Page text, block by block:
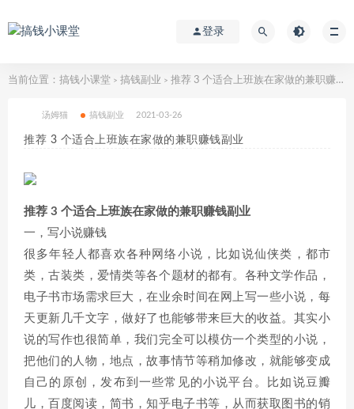
登录
当前位置： 搞钱小课堂 > 搞钱副业 > 推荐 3 个适合上班族在家做的兼职赚钱副业
汤姆猫 搞钱副业 2021-03-26
推荐 3 个适合上班族在家做的兼职赚钱副业
推荐 3 个适合上班族在家做的兼职赚钱副业
一，写小说赚钱
很多年轻人都喜欢各种网络小说，比如说仙侠类，都市
类，古装类，爱情类等各个题材的都有。各种文学作品，
电子书市场需求巨大，在业余时间在网上写一些小说，每
天更新几千文字，做好了也能够带来巨大的收益。其实小
说的写作也很简单，我们完全可以模仿一个类型的小说，
把他们的人物，地点，故事情节等稍加修改，就能够变成
自己的原创，发布到一些常见的小说平台。比如说豆瓣
儿，百度阅读，简书，知乎电子书等，从而获取图书的销